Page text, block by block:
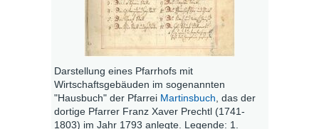
Darstellung eines Pfarrhofs mit
Wirtschaftsgebäuden im sogenannten
"Hausbuch" der Pfarrei Martinsbuch, das der
dortige Pfarrer Franz Xaver Prechtl (1741-
1803) im Jahr 1793 anlegte. Legende: 1.